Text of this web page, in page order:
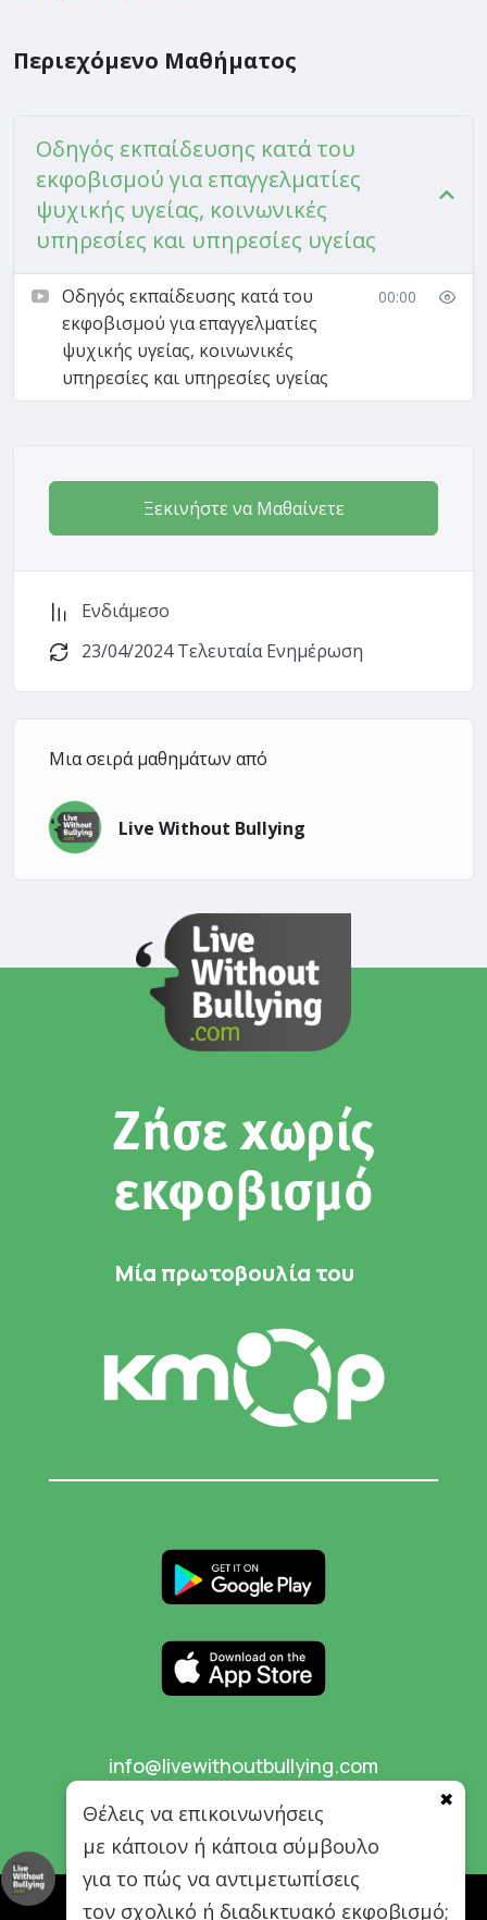
Περιεχόμενο Μαθήματος
Οδηγός εκπαίδευσης κατά του
εκφοβισμού για επαγγελματίες
ψυχικής υγείας, κοινωνικές
υπηρεσίες και υπηρεσίες υγείας
Οδηγός εκπαίδευσης κατά του
εκφοβισμού για επαγγελματίες
ψυχικής υγείας, κοινωνικές
υπηρεσίες και υπηρεσίες υγείας
00:00
Ξεκινήστε να Μαθαίνετε
Ενδιάμεσο
23/04/2024 Τελευταία Ενημέρωση
Μια σειρά μαθημάτων από
Live Without Bullying
Ζήσε χωρίς
εκφοβισμό
Μία πρωτοβουλία του
info@livewithoutbullying.com
Θέλεις να επικοινωνήσεις
με κάποιον ή κάποια σύμβουλο
για το πώς να αντιμετωπίσεις
τον σχολικό ή διαδικτυακό εκφοβισμό;
✖